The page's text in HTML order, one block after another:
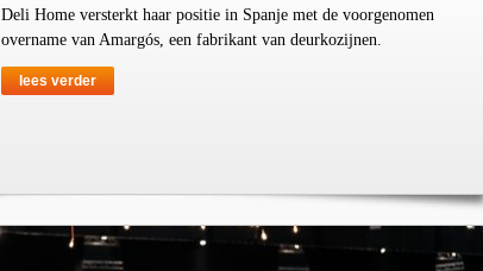
Deli Home versterkt haar positie in Spanje met de voorgenomen
overname van Amargós, een fabrikant van deurkozijnen.
lees verder